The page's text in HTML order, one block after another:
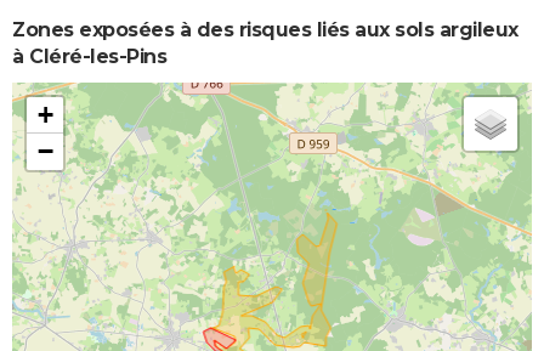
Zones exposées à des risques liés aux sols argileux
à Cléré-les-Pins
+
−